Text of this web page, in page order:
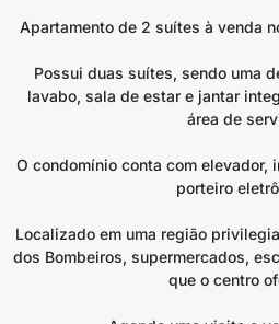
Apartamento de 2 suítes à venda
Possui duas suítes, sendo uma
lavabo, sala de estar e jantar
área de
O condomínio conta com elevador,
porteiro
Localizado em uma região
dos Bombeiros, supermercados,
que o centro